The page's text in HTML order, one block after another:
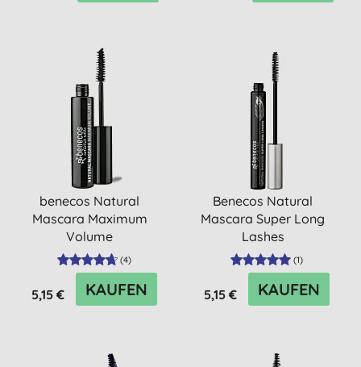
benecos Natural
Mascara Maximum
Volume
(4)
5,15 € KAUFEN
Benecos Natural
Mascara Super Long
Lashes
(1)
5,15 € KAUFEN